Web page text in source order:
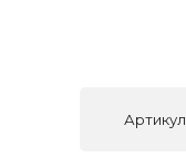
Артикул